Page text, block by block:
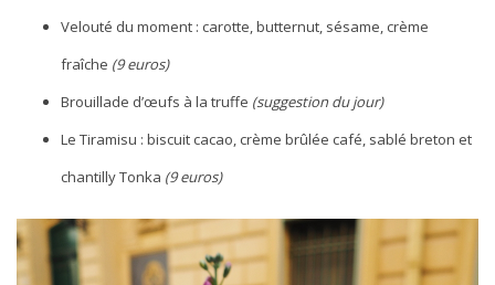
Velouté du moment : carotte, butternut, sésame, crème
fraîche (9 euros)
Brouillade d’œufs à la truffe (suggestion du jour)
Le Tiramisu : biscuit cacao, crème brûlée café, sablé breton et
chantilly Tonka (9 euros)